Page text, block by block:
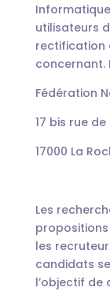
utilisateurs
rectification
concernant.
Fédération
17 bis rue
17000 La
Les
propositions
les
candidats
l’objectif de